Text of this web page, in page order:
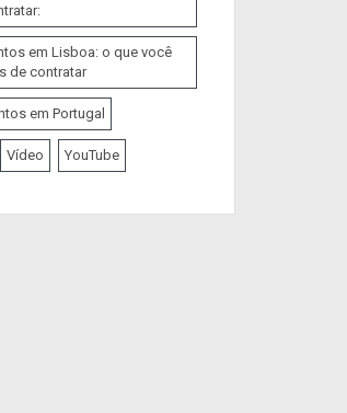
em Lisboa: o que você
de contratar
em Portugal
Vídeo YouTube